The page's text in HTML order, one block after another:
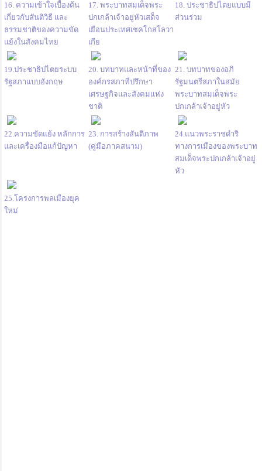
16. ความเข้าใจเบื้องต้น
เกี่ยวกับสันติวิธี และ
ธรรมชาติของความขัด
แย้งในสังคมไทย
17. พระบาทสมเด็จพระ
ปกเกล้าเจ้าอยู่หัวเสด็จ
เยือนประเทศเชคโกสโลวา
เกีย
18. ประชาธิปไตยแบบมี
ส่วนร่วม
19.ประชาธิปไตยระบบ
รัฐสภาแบบอังกฤษ
20. บทบาทและหน้าที่ของ
องค์กรสภาที่ปรึกษา
เศรษฐกิจและสังคมแห่ง
ชาติ
21. บทบาทของอภิ
รัฐมนตรีสภาในสมัย
พระบาทสมเด็จพระ
ปกเกล้าเจ้าอยู่หัว
22.ความขัดแย้ง หลักการ
และเครื่องมือแก้ปัญหา
23. การสร้างสันติภาพ
(คู่มือภาคสนาม)
24.แนวพระราชดำริ
ทางการเมืองของพระบาท
สมเด็จพระปกเกล้าเจ้าอยู่
หัว
25.โครงการพลเมืองยุค
ใหม่